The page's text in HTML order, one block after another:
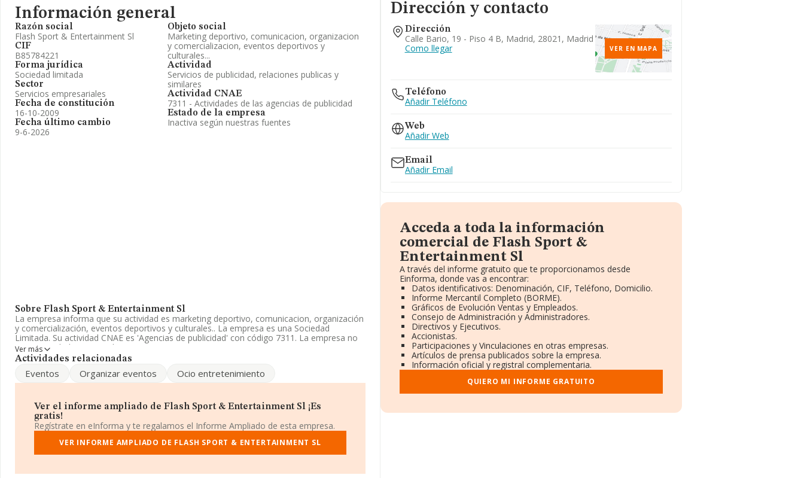
Información general
Razón social
Flash Sport & Entertainment Sl
CIF
B85784221
Forma jurídica
Sociedad limitada
Sector
Servicios empresariales
Fecha de constitución
16-10-2009
Fecha último cambio
9-6-2026
Objeto social
Marketing deportivo, comunicacion, organizacion
y comercializacion, eventos deportivos y
culturales...
Actividad
Servicios de publicidad, relaciones publicas y
similares
Actividad CNAE
7311 - Actividades de las agencias de publicidad
Estado de la empresa
Inactiva según nuestras fuentes
Sobre Flash Sport & Entertainment Sl
La empresa informa que su actividad es marketing deportivo, comunicacion, organización
y comercialización, eventos deportivos y culturales.. La empresa es una Sociedad
Limitada. Su actividad CNAE es 'Agencias de publicidad' con código 7311. La empresa no
tiene actividad en mercados exteriores.
debajo de la media de sector.
B85784221, se encuentra en Calle Bario núm. 19 Piso 4 B, (28021), Madrid, Madrid.
Con los datos a disposición de INFORMA sobre 39.891 empresas pertenecientes al
sector, a nivel nacional la facturación asciende a 18.414 millones de euros y se estima que
el promedio de la facturación entre todas las empresas es de 461 mil euros. En relación
con la información de la provincia de Madrid, en la base de datos INFORMA constan
para completar los datos de sector, en 2018, la antigüedad desde la constitución es de 15
Ver más
Actividades relacionadas
Eventos Organizar eventos Ocio entretenimiento
Ver el informe ampliado de Flash Sport & Entertainment Sl ¡Es
gratis!
Regístrate en eInforma y te regalamos el Informe Ampliado de esta empresa.
VER INFORME AMPLIADO DE FLASH SPORT & ENTERTAINMENT SL
Dirección y contacto
Dirección
Calle Bario, 19 - Piso 4 B, Madrid, 28021, Madrid
Como llegar
VER EN MAPA
Teléfono
Añadir Teléfono
Web
Añadir Web
Email
Añadir Email
Acceda a toda la información
comercial de Flash Sport &
Entertainment Sl
A través del informe gratuito que te proporcionamos desde
Einforma, donde vas a encontrar:
Datos identificativos: Denominación, CIF, Teléfono, Domicilio.
Informe Mercantil Completo (BORME).
Gráficos de Evolución Ventas y Empleados.
Consejo de Administración y Administradores.
Directivos y Ejecutivos.
Accionistas.
Participaciones y Vinculaciones en otras empresas.
Artículos de prensa publicados sobre la empresa.
Información oficial y registral complementaria.
QUIERO MI INFORME GRATUITO